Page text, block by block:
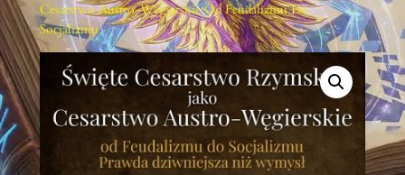
Cesarstwo Austro-Węgierskie Od Feudalizmu Do
Socjalizmu